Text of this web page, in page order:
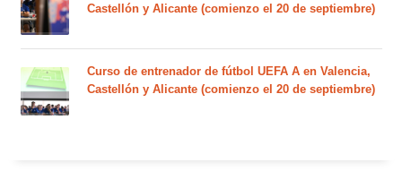
Castellón y Alicante (comienzo el 20 de septiembre)
Curso de entrenador de fútbol UEFA A en Valencia,
Castellón y Alicante (comienzo el 20 de septiembre)